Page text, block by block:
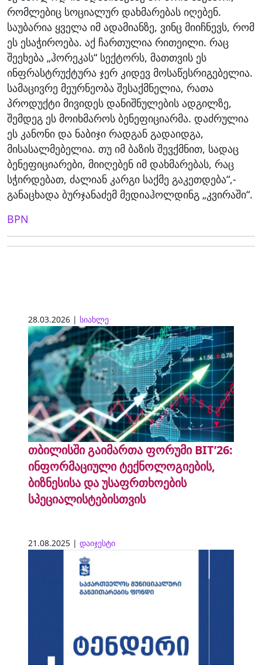
რომლებიც სოციალურ დახმარებას იღებენ.
საუბარია ყველა იმ ადამიანზე, ვინც მიიჩნევს, რომ
ეს ესაჭიროება. აქ ჩართულია რითეილი. რაც
შეეხება „ჰორეკას“ სექტორს, მათთვის ეს
ინფრასტრუქტურა ჯერ კიდევ მოსაწესრიგებელია.
სამაცივრე მეურნეობა შესაქმნელია, რათა
პროდუქტი მივიდეს დანიშნულების ადგილზე,
შემდეგ ეს მოიხმაროს ბენეფიციარმა. დაძრულია
ეს კანონი და ნაბიჯი რადგან გადაიდგა,
მისასალმებელია. თუ იმ ბაზის შევქმნით, სადაც
ბენეფიციარები, მიიღებენ იმ დახმარებას, რაც
სჭირდებათ, ძალიან კარგი საქმე გაკეთდება“,-
განაცხადა ბურჯანაძემ მედიაჰოლდინგ „კვირაში“.
BPN
28.03.2026 | სიახლე
თბილისში გაიმართა ფორუმი BIT’26:
ინფორმაციული ტექნოლოგიების,
ბიზნესისა და უსაფრთხოების
სპეციალისტებისთვის
21.08.2025 | დაიჯესტი